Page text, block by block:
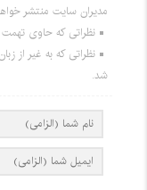
مدیران سایت منتشر
نظراتی که حاوی تهمت
نظراتی که به غیر از
شد.